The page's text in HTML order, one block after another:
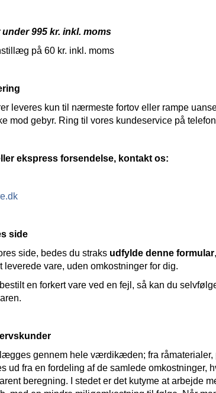
995 kr. inkl. moms
på 60 kr. inkl. moms
leveres kun til nærmeste fortov eller rampe
mod gebyr. Ring til vores kundeservice på
ekspress forsendelse, kontakt os:
side
side, bedes du straks udfylde denne formular
leverede vare, uden omkostninger for dig.
en forkert vare ved en fejl, så kan du
gennem hele værdikæden; fra råmaterialer,
ud fra en fordeling af de samlede
beregning. I stedet er det kutyme at arbejde